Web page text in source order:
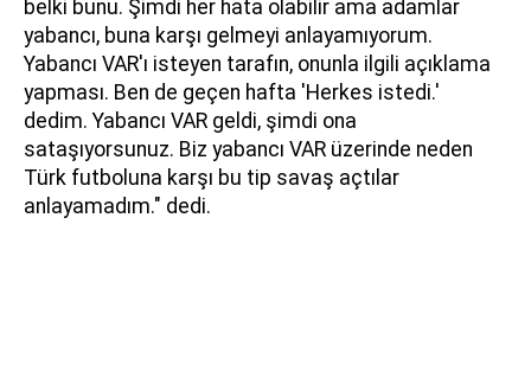
belki bunu. Şimdi her hata olabilir ama adamlar
yabancı, buna karşı gelmeyi anlayamıyorum.
Yabancı VAR'ı isteyen tarafın, onunla ilgili açıklama
yapması. Ben de geçen hafta 'Herkes istedi.'
dedim. Yabancı VAR geldi, şimdi ona
sataşıyorsunuz. Biz yabancı VAR üzerinde neden
Türk futboluna karşı bu tip savaş açtılar
anlayamadım." dedi.